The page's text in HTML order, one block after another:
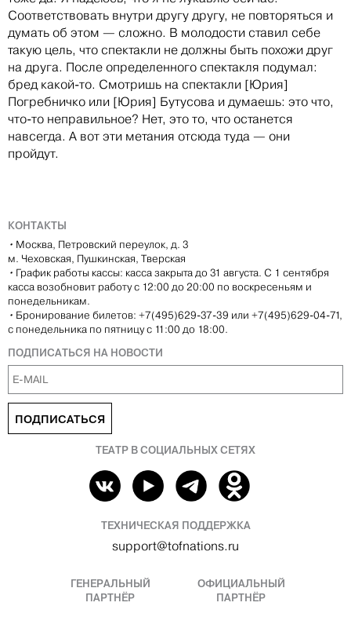
Соответствовать внутри другу другу, не повторяться и
думать об этом — сложно. В молодости ставил себе
такую цель, что спектакли не должны быть похожи друг
на друга. После определенного спектакля подумал:
бред какой-то. Смотришь на спектакли [Юрия]
Погребничко или [Юрия] Бутусова и думаешь: это что,
что-то неправильное? Нет, это то, что останется
навсегда. А вот эти метания отсюда туда — они
пройдут.
КОНТАКТЫ
• Москва, Петровский переулок, д. 3
м. Чеховская, Пушкинская, Тверская
• График работы кассы: касса закрыта до 31 августа. С 1 сентября
касса возобновит работу с 12:00 до 20:00 по воскресеньям и
понедельникам.
• Бронирование билетов: +7(495)629-37-39 или +7(495)629-04-71,
с понедельника по пятницу с 11:00 до 18:00.
ПОДПИСАТЬСЯ НА НОВОСТИ
ПОДПИСАТЬСЯ
ТЕАТР В СОЦИАЛЬНЫХ СЕТЯХ
ТЕХНИЧЕСКАЯ ПОДДЕРЖКА
support@tofnations.ru
ГЕНЕРАЛЬНЫЙ
ПАРТНЁР
ОФИЦИАЛЬНЫЙ
ПАРТНЁР